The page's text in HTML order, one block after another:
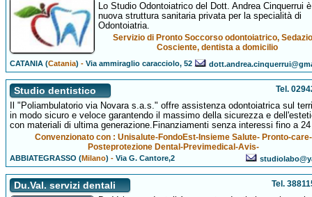
Lo Studio Odontoiatrico del Dott. Andrea Cinquerrui
nuova struttura sanitaria privata per la specialità di
Odontoiatria.
Servizio di Pronto Soccorso odontoiatrico,
Cosciente, dentista a domicilio
CATANIA (Catania) -Via ammiraglio caracciolo, 52
Studio dentistico Tel.
Il "Poliambulatorio via Novara s.a.s." offre assistenza odontoiatrica sul
in modo sicuro e veloce garantendo il massimo della sicurezza e
con materiali di ultima generazione.Finanziamenti senza interessi fino a
Convenzionato con : Unisalute-FondoEst-Insieme Salute- Pronto-care-
Posteprotezione Dental-Previmedical-Avis-
ABBIATEGRASSO (Milano) -Via G. Cantore,2
Du.Val. servizi dentali Tel.